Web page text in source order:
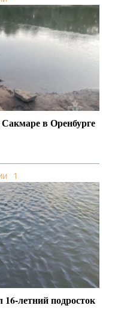
в Оренбурге
1
летний подросток